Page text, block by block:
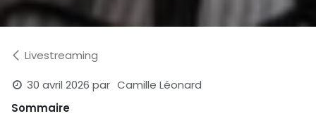
Livestreaming
30 avril 2026 par Camille Léonard
Sommaire